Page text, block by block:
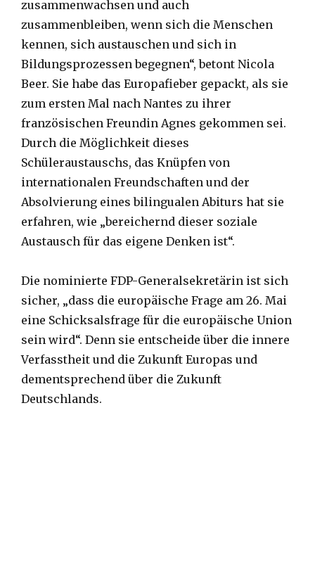
zusammenwachsen und auch
zusammenbleiben, wenn sich die Menschen
kennen, sich austauschen und sich in
Bildungsprozessen begegnen“, betont Nicola
Beer. Sie habe das Europafieber gepackt, als sie
zum ersten Mal nach Nantes zu ihrer
französischen Freundin Agnes gekommen sei.
Durch die Möglichkeit dieses
Schüleraustauschs, das Knüpfen von
internationalen Freundschaften und der
Absolvierung eines bilingualen Abiturs hat sie
erfahren, wie „bereichernd dieser soziale
Austausch für das eigene Denken ist“.
Die nominierte FDP-Generalsekretärin ist sich
sicher, „dass die europäische Frage am 26. Mai
eine Schicksalsfrage für die europäische Union
sein wird“. Denn sie entscheide über die innere
Verfasstheit und die Zukunft Europas und
dementsprechend über die Zukunft
Deutschlands.